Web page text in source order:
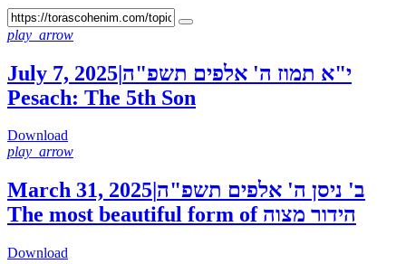
play_arrow
July 7, 2025|י"א תמוז ה' אלפים תשפ"ה
Pesach: The 5th Son
Download
play_arrow
March 31, 2025 ב' ניסן ה' אלפים תשפ"ה
The most beautiful form of הידור מצוה
Download